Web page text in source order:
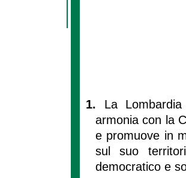
1. La
armonia con la
e promuove in
sul suo
democratico e